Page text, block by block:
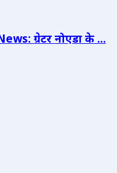
ग्रेटर नोएडा के ...